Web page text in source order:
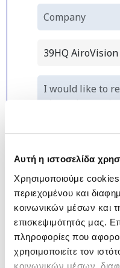
Αυτή η ιστοσελίδα
Χρησιμοποιούμε cookies
περιεχομένου και
κοινωνικών μέσων και
επισκεψιμότητάς μας.
πληροφορίες που
χρησιμοποιείτε τον
κοινωνικών μέσων,